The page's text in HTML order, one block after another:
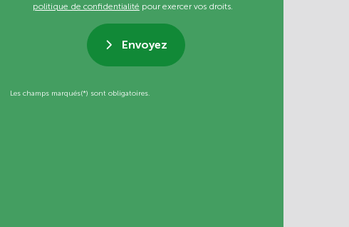
politique de confidentialité pour exercer vos droits.
Envoyez
Les champs marqués(*) sont obligatoires.